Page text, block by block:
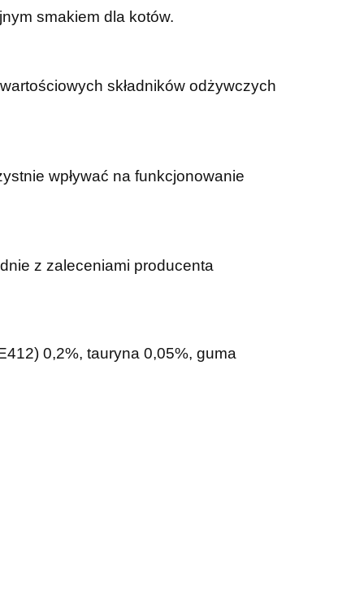
smakiem dla kotów.
składników odżywczych
wpływać na funkcjonowanie
z zaleceniami producenta
0,2%, tauryna 0,05%, guma